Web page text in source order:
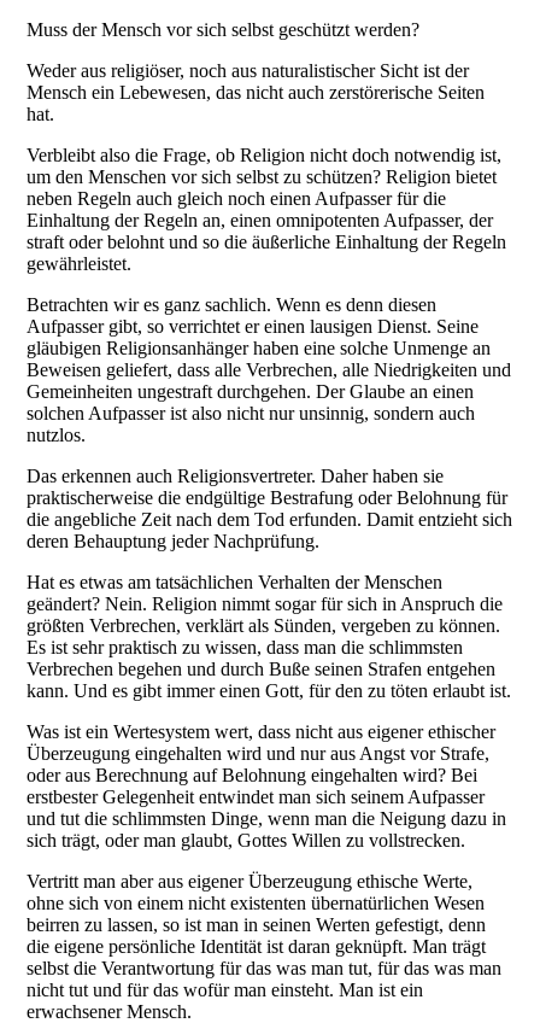
Muss der Mensch vor sich selbst geschützt werden?
Weder aus religiöser, noch aus naturalistischer Sicht ist der
Mensch ein Lebewesen, das nicht auch zerstörerische Seiten
hat.
Verbleibt also die Frage, ob Religion nicht doch notwendig ist,
um den Menschen vor sich selbst zu schützen? Religion bietet
neben Regeln auch gleich noch einen Aufpasser für die
Einhaltung der Regeln an, einen omnipotenten Aufpasser, der
straft oder belohnt und so die äußerliche Einhaltung der Regeln
gewährleistet.
Betrachten wir es ganz sachlich. Wenn es denn diesen
Aufpasser gibt, so verrichtet er einen lausigen Dienst. Seine
gläubigen Religionsanhänger haben eine solche Unmenge an
Beweisen geliefert, dass alle Verbrechen, alle Niedrigkeiten und
Gemeinheiten ungestraft durchgehen. Der Glaube an einen
solchen Aufpasser ist also nicht nur unsinnig, sondern auch
nutzlos.
Das erkennen auch Religionsvertreter. Daher haben sie
praktischerweise die endgültige Bestrafung oder Belohnung für
die angebliche Zeit nach dem Tod erfunden. Damit entzieht sich
deren Behauptung jeder Nachprüfung.
Hat es etwas am tatsächlichen Verhalten der Menschen
geändert? Nein. Religion nimmt sogar für sich in Anspruch die
größten Verbrechen, verklärt als Sünden, vergeben zu können.
Es ist sehr praktisch zu wissen, dass man die schlimmsten
Verbrechen begehen und durch Buße seinen Strafen entgehen
kann. Und es gibt immer einen Gott, für den zu töten erlaubt ist.
Was ist ein Wertesystem wert, dass nicht aus eigener ethischer
Überzeugung eingehalten wird und nur aus Angst vor Strafe,
oder aus Berechnung auf Belohnung eingehalten wird? Bei
erstbester Gelegenheit entwindet man sich seinem Aufpasser
und tut die schlimmsten Dinge, wenn man die Neigung dazu in
sich trägt, oder man glaubt, Gottes Willen zu vollstrecken.
Vertritt man aber aus eigener Überzeugung ethische Werte,
ohne sich von einem nicht existenten übernatürlichen Wesen
beirren zu lassen, so ist man in seinen Werten gefestigt, denn
die eigene persönliche Identität ist daran geknüpft. Man trägt
selbst die Verantwortung für das was man tut, für das was man
nicht tut und für das wofür man einsteht. Man ist ein
erwachsener Mensch.